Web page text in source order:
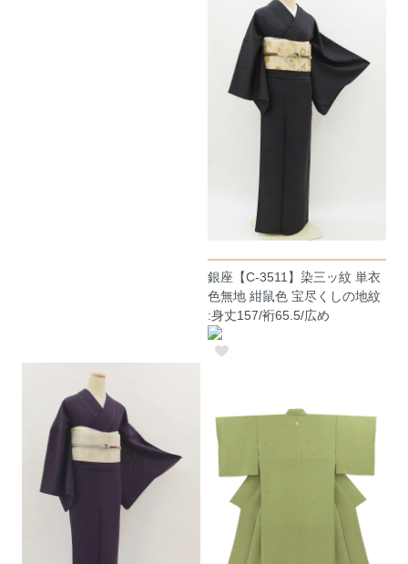
銀座【C-3511】染三ッ紋 単衣
色無地 紺鼠色 宝尽くしの地紋
:身丈157/裄65.5/広め